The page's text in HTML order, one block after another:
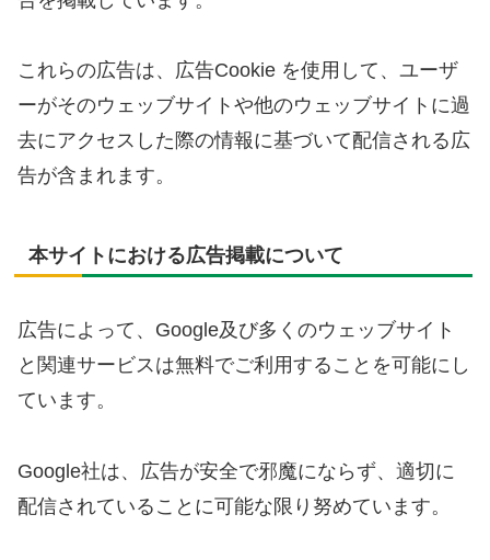
これらの広告は、広告Cookie を使用して、ユーザ
ーがそのウェッブサイトや他のウェッブサイトに過
去にアクセスした際の情報に基づいて配信される広
告が含まれます。
本サイトにおける広告掲載について
広告によって、Google及び多くのウェッブサイト
と関連サービスは無料でご利用することを可能にし
ています。
Google社は、広告が安全で邪魔にならず、適切に
配信されていることに可能な限り努めています。